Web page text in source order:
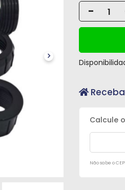
-
Não sabe o